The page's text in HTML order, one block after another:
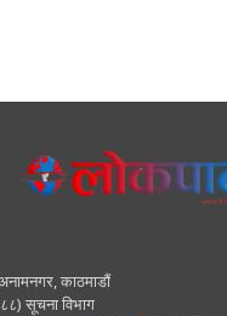
काठमाडाैं
सूचना विभाग